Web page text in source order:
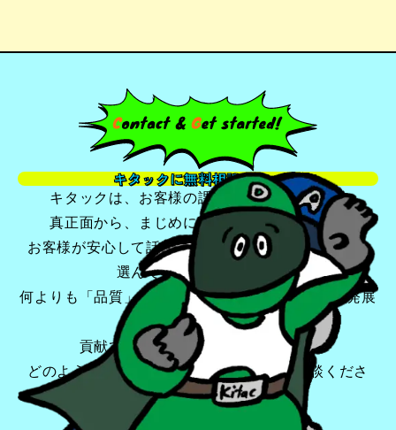
キタックに無料相談する
キタックは、お客様の課題やお困りごとに、
真正面から、まじめに、深く向き合います。
お客様が安心して話せる・頼れるパートナーとして
選んでいただけるよう、
何よりも「品質」を追求し、お客様のビジネスの発展
に
貢献できるよう最善を尽くします。
どのようなことでも、まずはお気軽にご相談くださ
い。